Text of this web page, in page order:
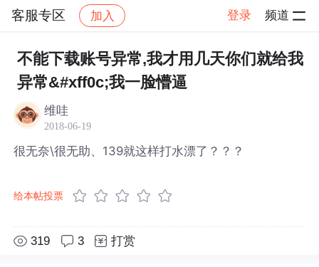
客服专区 加入 登录 频道
社区 客服专区 帖子详情
不能下载账号异常,我才用几天你们就给我
异常&#xff0c;我一脸懵逼
维哇
2018-06-19
很无奈\很无助、139就这样打水漂了？？？
给本帖投票
319 3 打赏